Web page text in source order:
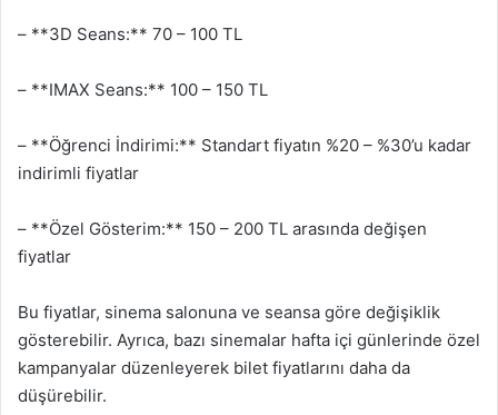
– **3D Seans:** 70 – 100 TL
– **IMAX Seans:** 100 – 150 TL
– **Öğrenci İndirimi:** Standart fiyatın %20 – %30’u kadar
indirimli fiyatlar
– **Özel Gösterim:** 150 – 200 TL arasında değişen
fiyatlar
Bu fiyatlar, sinema salonuna ve seansa göre değişiklik
gösterebilir. Ayrıca, bazı sinemalar hafta içi günlerinde özel
kampanyalar düzenleyerek bilet fiyatlarını daha da
düşürebilir.